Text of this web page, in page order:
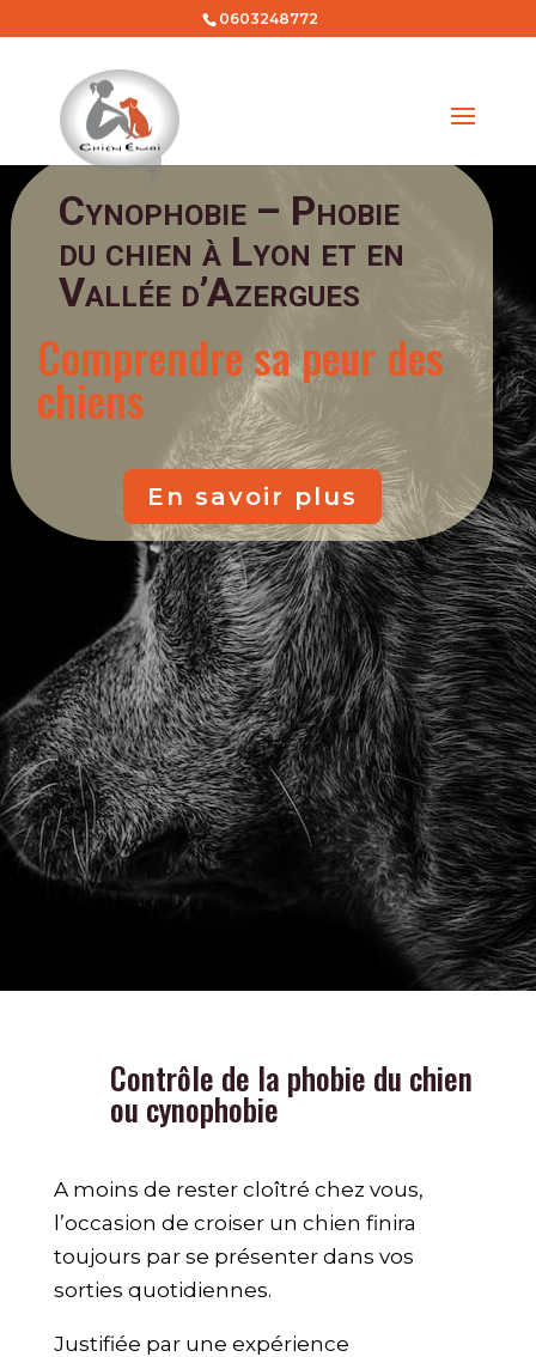
0603248772
Cynophobie – Phobie
du chien à Lyon et en
Vallée d’Azergues
Comprendre sa peur des
chiens
En savoir plus
Contrôle de la phobie du chien
ou cynophobie
A moins de rester cloîtré chez vous,
l’occasion de croiser un chien finira
toujours par se présenter dans vos
sorties quotidiennes.
Justifiée par une expérience